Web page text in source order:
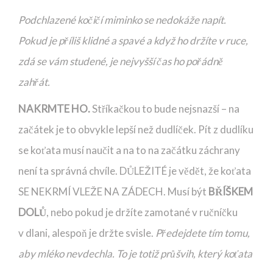
Podchlazené kočičí miminko se nedokáže napít.
Pokud je příliš klidné a spavé a když ho držíte v ruce,
zdá se vám studené, je nejvyšší čas ho pořádně
zahřát.
NAKRMTE HO.Stříkačkou to bude nejsnazší – na
začátek je to obvykle lepší než dudlíček. Pít z dudlíku
se koťata musí naučit a na to na začátku záchrany
není ta správná chvíle. DŮLEŽITÉ je vědět, že koťata
SE NEKRMÍ VLEŽE NA ZÁDECH. Musí být BŘÍŠKEM
DOLŮ, nebo pokud je držíte zamotané v ručníčku
v dlani, alespoň je držte svisle. Předejdete tím tomu,
aby mléko nevdechla. To je totiž průšvih, který koťata